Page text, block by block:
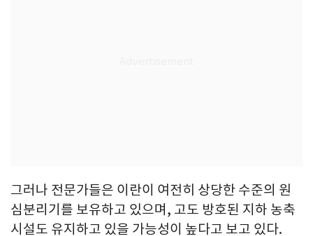
그러나 전문가들은 이란이 여전히 상당한 수준의 원
심분리기를 보유하고 있으며, 고도 방호된 지하 농축
시설도 유지하고 있을 가능성이 높다고 보고 있다.